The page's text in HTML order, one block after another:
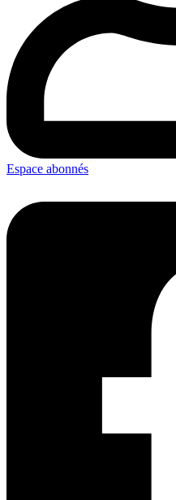
Espace abonnés